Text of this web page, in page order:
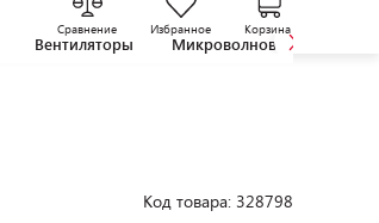
Сравнение Избранное Корзина
Вентиляторы Микроволновые печи
Код товара: 328798